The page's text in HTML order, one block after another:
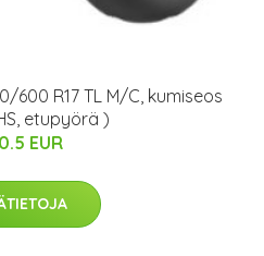
600 R17 TL M/C, kumiseos
etupyörä )
EUR